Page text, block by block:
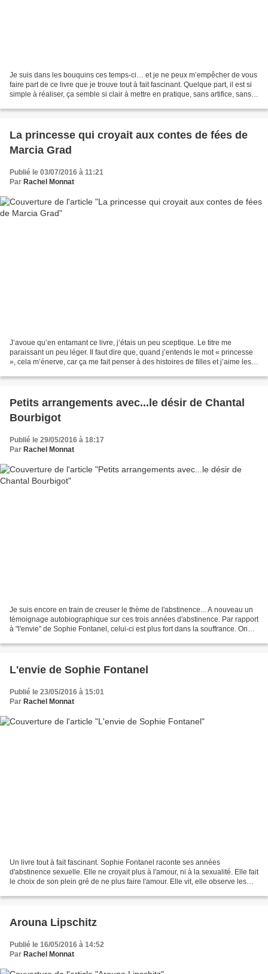
Je suis dans les bouquins ces temps-ci… et je ne peux m’empêcher de vous
faire part de ce livre que je trouve tout à fait fascinant. Quelque part, il est si
simple à réaliser, ça semble si clair à mettre en pratique, sans artifice, sans
La princesse qui croyait aux contes de fées de
Marcia Grad
Publié le 03/07/2016 à 11:21
Par Rachel Monnat
J’avoue qu’en entamant ce livre, j’étais un peu sceptique. Le titre me
paraissant un peu léger. Il faut dire que, quand j’entends le mot « princesse
», cela m’énerve, car ça me fait penser à des histoires de filles et j’aime les
Petits arrangements avec...le désir de Chantal
Bourbigot
Publié le 29/05/2016 à 18:17
Par Rachel Monnat
Je suis encore en train de creuser le thème de l'abstinence... A nouveau un
témoignage autobiographique sur ces trois années d'abstinence. Par rapport
à "l'envie" de Sophie Fontanel, celui-ci est plus fort dans la souffrance. On
L'envie de Sophie Fontanel
Publié le 23/05/2016 à 15:01
Par Rachel Monnat
Un livre tout à fait fascinant. Sophie Fontanel raconte ses années
d'abstinence sexuelle. Elle ne croyait plus à l'amour, ni à la sexualité. Elle fait
le choix de son plein gré de ne plus faire l'amour. Elle vit, elle observe les
Arouna Lipschitz
Publié le 16/05/2016 à 14:52
Par Rachel Monnat